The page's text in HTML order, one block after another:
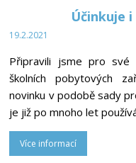
Účinkuje i
19.2.2021
Připravili jsme pro své
školních pobytových
novinku v podobě sady
je již po mnoho let
Více informací